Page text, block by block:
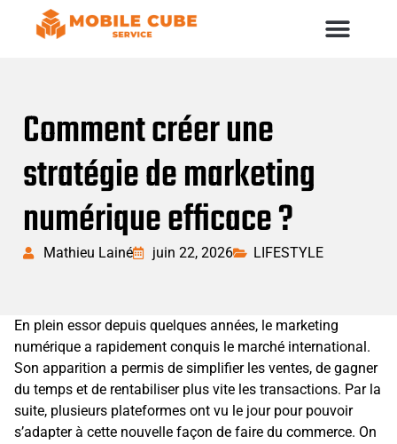
Comment créer une
stratégie de marketing
numérique efficace ?
Mathieu Lainé juin 22, 2026 LIFESTYLE
En plein essor depuis quelques années, le marketing
numérique a rapidement conquis le marché international.
Son apparition a permis de simplifier les ventes, de gagner
du temps et de rentabiliser plus vite les transactions. Par la
suite, plusieurs plateformes ont vu le jour pour pouvoir
s’adapter à cette nouvelle façon de faire du commerce. On